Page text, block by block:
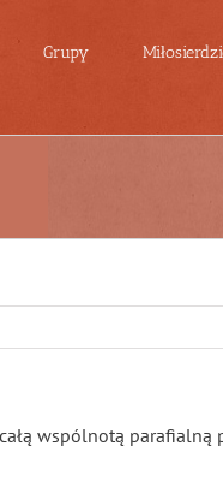
Grupy
wspólnotą